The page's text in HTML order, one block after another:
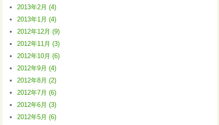
2013年2月 (4)
2013年1月 (4)
2012年12月 (9)
2012年11月 (3)
2012年10月 (6)
2012年9月 (4)
2012年8月 (2)
2012年7月 (6)
2012年6月 (3)
2012年5月 (6)